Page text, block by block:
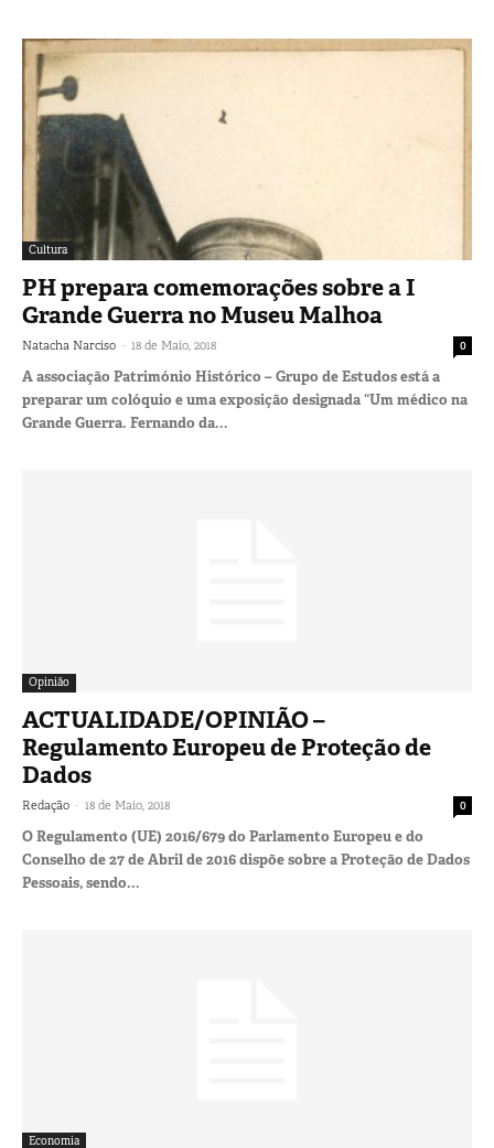
Cultura
PH prepara comemorações sobre a I
Grande Guerra no Museu Malhoa
Natacha Narciso - 18 de Maio, 2018 0
A associação Património Histórico – Grupo de Estudos está a
preparar um colóquio e uma exposição designada “Um médico na
Grande Guerra. Fernando da...
Opinião
ACTUALIDADE/OPINIÃO –
Regulamento Europeu de Proteção de
Dados
Redação - 18 de Maio, 2018 0
O Regulamento (UE) 2016/679 do Parlamento Europeu e do
Conselho de 27 de Abril de 2016 dispõe sobre a Proteção de Dados
Pessoais, sendo...
Economia